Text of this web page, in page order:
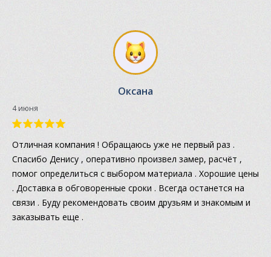
Оксана
4 июня
Отличная компания ! Обращаюсь уже не первый раз .
Спасибо Денису , оперативно произвел замер, расчёт ,
помог определиться с выбором материала . Хорошие цены
. Доставка в обговоренные сроки . Всегда останется на
связи . Буду рекомендовать своим друзьям и знакомым и
заказывать еще .